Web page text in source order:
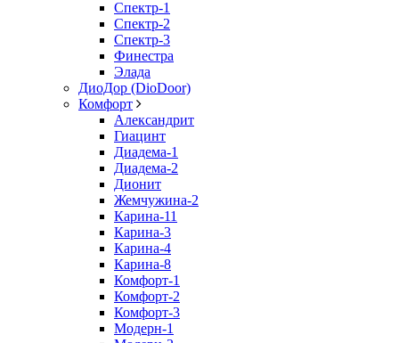
Спектр-1
Спектр-2
Спектр-3
Финестра
Элада
ДиоДор (DioDoor)
Комфорт
Алекcандрит
Гиацинт
Диадема-1
Диадема-2
Дионит
Жемчужина-2
Карина-11
Карина-3
Карина-4
Карина-8
Комфорт-1
Комфорт-2
Комфорт-3
Модерн-1